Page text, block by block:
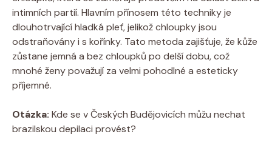
intimních partií. Hlavním přínosem této techniky je
dlouhotrvající hladká pleť, jelikož chloupky jsou
odstraňovány i s kořínky. Tato metoda zajišťuje, že kůže
zůstane jemná a bez chloupků po delší dobu, což
mnohé ženy považují za velmi pohodlné a esteticky
příjemné.
Otázka: Kde se v Českých Budějovicích můžu nechat
brazilskou depilaci provést?